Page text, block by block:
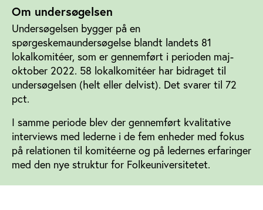
Om undersøgelsen
Undersøgelsen bygger på en
spørgeskemaundersøgelse blandt landets 81
lokalkomitéer, som er gennemført i perioden maj-
oktober 2022. 58 lokalkomitéer har bidraget til
undersøgelsen (helt eller delvist). Det svarer til 72
pct.
I samme periode blev der gennemført kvalitative
interviews med lederne i de fem enheder med fokus
på relationen til komitéerne og på ledernes erfaringer
med den nye struktur for Folkeuniversitetet.